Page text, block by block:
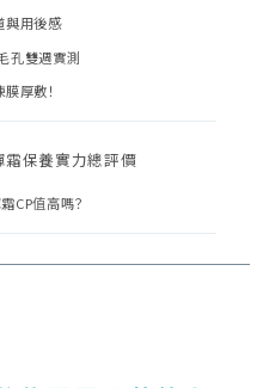
與用後感
孔雙週實測
厚敷！
保養實力總評價
CP值高嗎？